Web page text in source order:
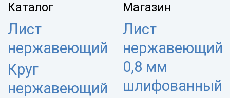
Каталог
Лист
нержавеющий
Круг
нержавеющий
Магазин
Лист
нержавеющий
0,8 мм
шлифованный